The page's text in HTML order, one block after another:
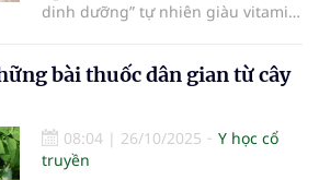
dinh dưỡng” tự nhiên giàu vitamin
tuyệt vời cho cơ thể - từ hỗ trợ tiêu
bài thuốc dân gian từ cây
08:04 | 26/10/2025
Y học cổ
truyền